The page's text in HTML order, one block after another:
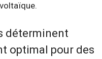
déterminent
optimal pour des